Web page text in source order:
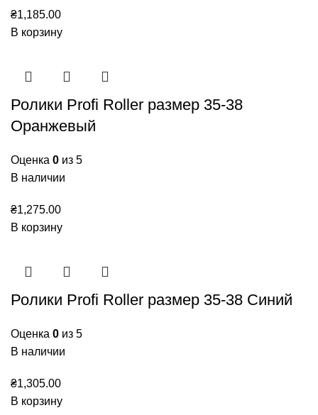
₴1,185.00
В корзину
Ролики Profi Roller размер 35-38
Оранжевый
Оценка 0 из 5
В наличии
₴1,275.00
В корзину
Ролики Profi Roller размер 35-38 Синий
Оценка 0 из 5
В наличии
₴1,305.00
В корзину